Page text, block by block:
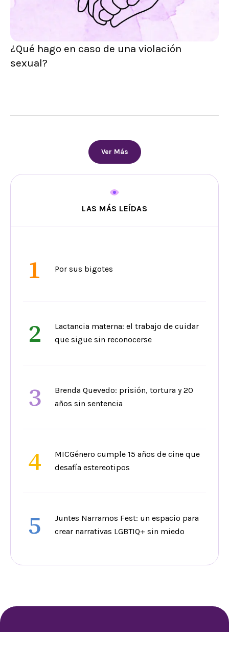
¿Qué hago en caso de una violación
sexual?
Ver Más
LAS MÁS LEÍDAS
1 Por sus bigotes
2
Lactancia materna: el trabajo de cuidar
que sigue sin reconocerse
3
Brenda Quevedo: prisión, tortura y 20
años sin sentencia
4
MICGénero cumple 15 años de cine que
desafía estereotipos
5
Juntes Narramos Fest: un espacio para
crear narrativas LGBTIQ+ sin miedo